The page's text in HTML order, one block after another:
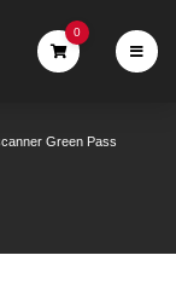
0
Green Pass